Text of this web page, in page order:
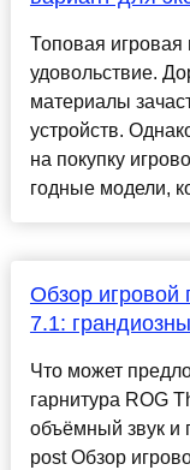
Топовая
удовольствие.
материалы
устройств.
на покупку
годные модели,
Обзор игровой
7.1:
Что может
гарнитура ROG
объёмный звук и
post Обзор